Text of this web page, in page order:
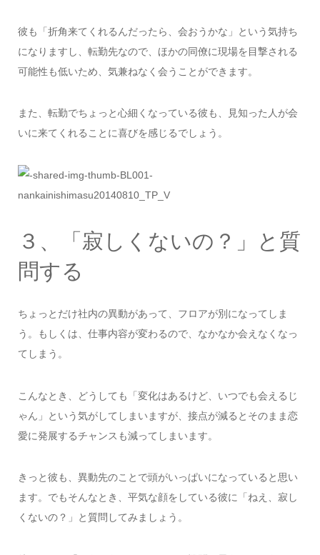
彼も「折角来てくれるんだったら、会おうかな」という気持ち
になりますし、転勤先なので、ほかの同僚に現場を目撃される
可能性も低いため、気兼ねなく会うことができます。
また、転勤でちょっと心細くなっている彼も、見知った人が会
いに来てくれることに喜びを感じるでしょう。
３、「寂しくないの？」と質
問する
ちょっとだけ社内の異動があって、フロアが別になってしま
う。もしくは、仕事内容が変わるので、なかなか会えなくなっ
てしまう。
こんなとき、どうしても「変化はあるけど、いつでも会えるじ
ゃん」という気がしてしまいますが、接点が減るとそのまま恋
愛に発展するチャンスも減ってしまいます。
きっと彼も、異動先のことで頭がいっぱいになっていると思い
ます。でもそんなとき、平気な顔をしている彼に「ねえ、寂し
くないの？」と質問してみましょう。